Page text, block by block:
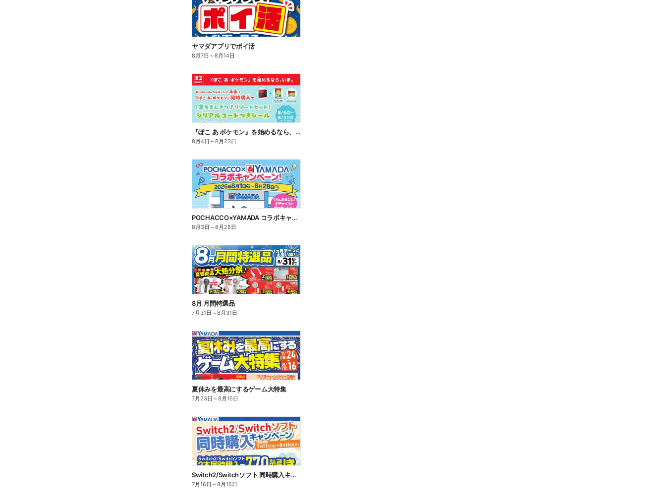
ヤマダアプリでポイ活
8月7日 ～8月14日
『ぽこ あ ポケモン』を始めるなら、いま。
8月4日 ～8月23日
POCHACCO×YAMADA コラボキャンペーン!
8月3日 ～8月28日
8月 月間特選品
7月31日 ～8月31日
夏休みを最高にするゲーム大特集
7月23日 ～8月16日
Switch2/Switchソフト 同時購入キャンペーン
7月16日 ～8月16日